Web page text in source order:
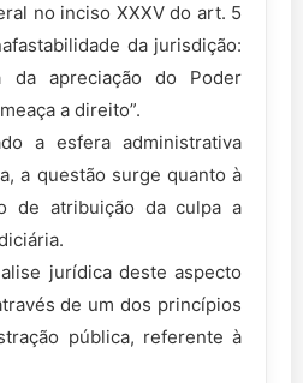
no inciso XXXV do art. 5
da jurisdição:
da apreciação do Poder
a direito”.
esfera administrativa
a questão surge quanto à
de atribuição da culpa a
jurídica deste aspecto
de um dos princípios
pública, referente à